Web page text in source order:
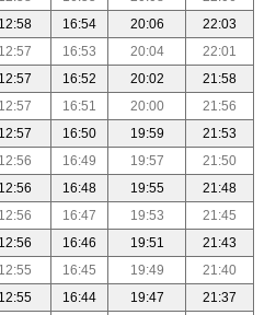
12:58 16:54 20:06
22:03
12:57 16:53 20:04
22:01
12:57 16:52 20:02
21:58
12:57 16:51 20:00
21:56
12:57 16:50 19:59
21:53
12:56 16:49 19:57
21:50
12:56 16:48 19:55
21:48
12:56 16:47 19:53
21:45
12:56 16:46 19:51
21:43
12:55 16:45 19:49
21:40
12:55 16:44 19:47
21:37